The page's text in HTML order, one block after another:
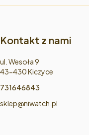
Kontakt z nami
Adres:
ul. Wesoła 9
43-430 Kiczyce
731646843
sklep@niwatch.pl